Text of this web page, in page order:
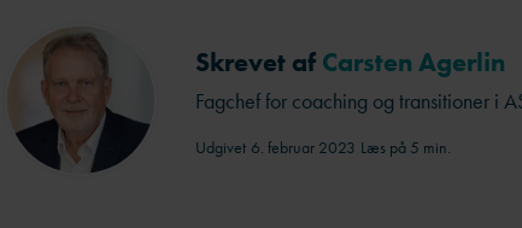
Skrevet af Carsten Agerlin
Fagchef for coaching og transitioner i
Udgivet 6. februar 2023 Læs på 5 min.